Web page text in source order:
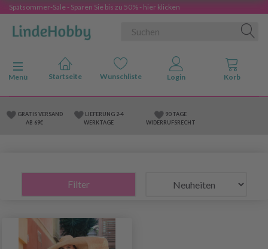
Spätsommer-Sale - Sparen Sie bis zu 50% - hier klicken
Anzeige ändern
Menü
GRATIS VERSAND
AB 69€
LIEFERUNG 2-4
WERKTAGE
90 TAGE
WIDERRUFSRECHT
Filter